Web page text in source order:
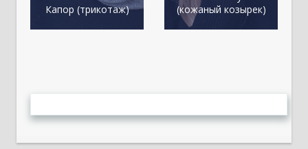
Капор (трикотаж)
(кожаный козырек)